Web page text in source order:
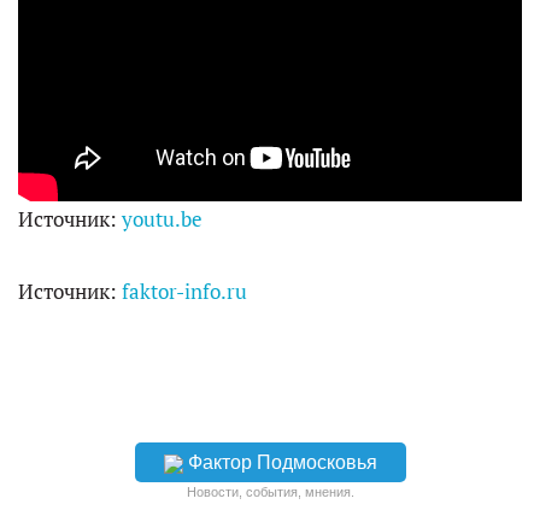
Источник:youtu.be
Источник: faktor-info.ru
Фактор Подмосковья
Новости, события, мнения.